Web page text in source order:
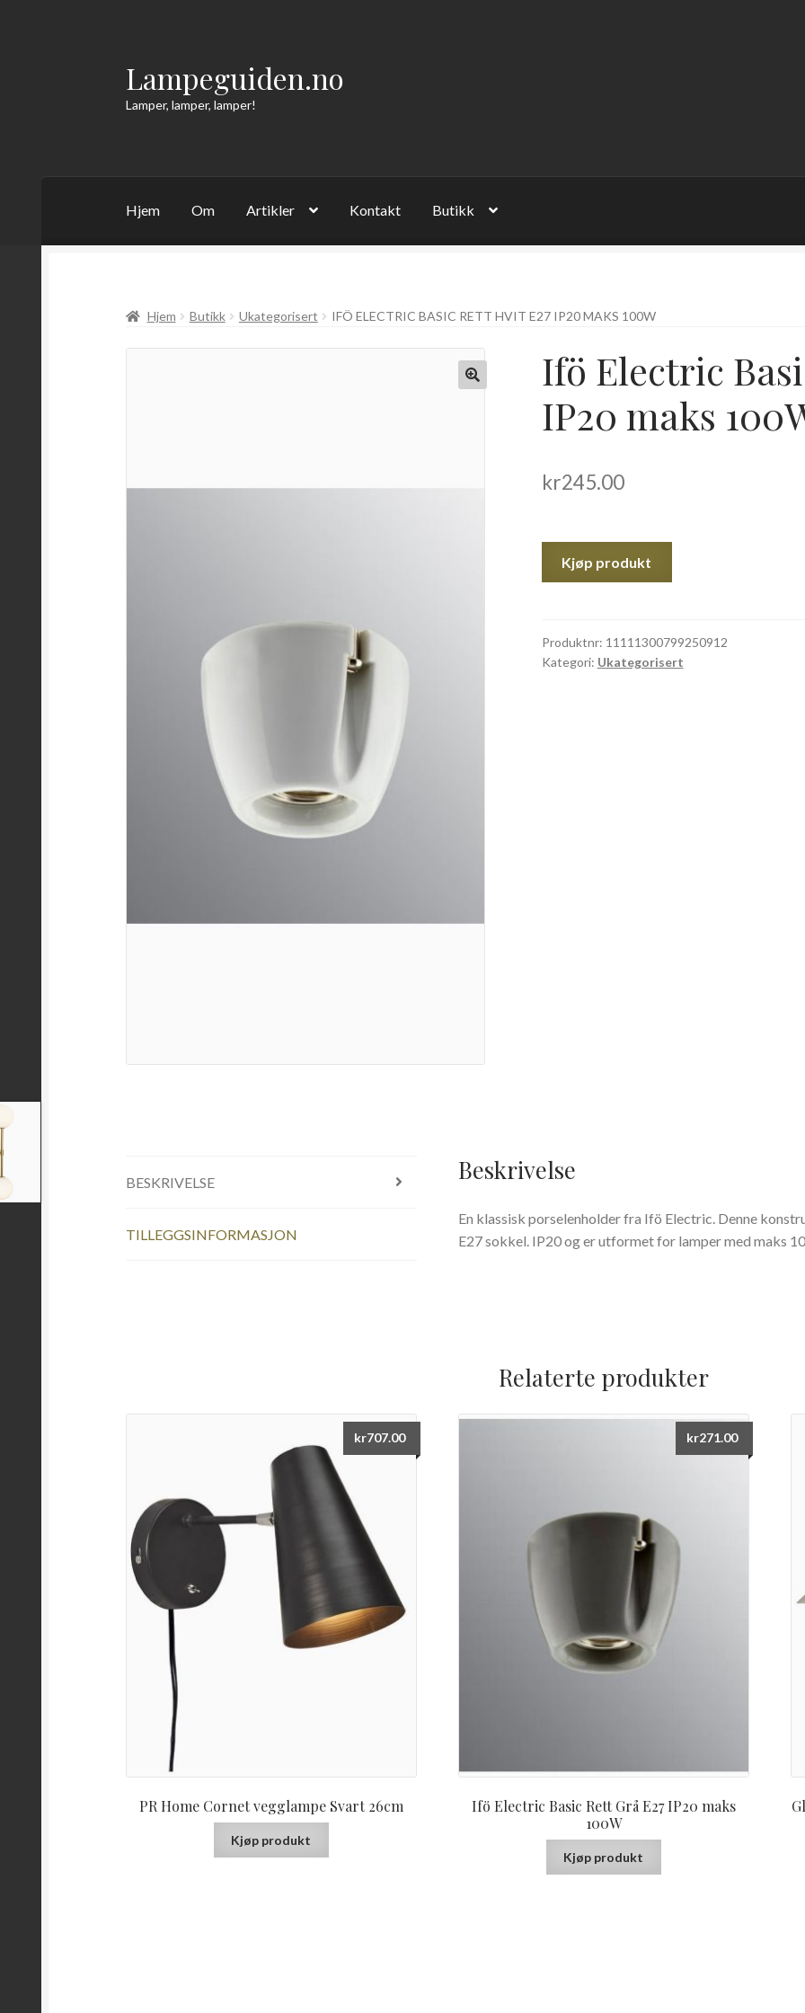
Hopp
til
navigasjon
Hopp
til
innhold
Lampeguiden.no
Lamper, lamper, lamper!
Hjem Om Artikler Kontakt Butikk
Hjem Butikk Ukategorisert IFÖ ELECTRIC BASIC RETT HVIT E27 IP20 MAKS 100W
Ifö Electric
IP20 maks
kr245.00
Kjøp produkt
Produktnr: 11111300799250912
Kategori: Ukategorisert
BESKRIVELSE
TILLEGGSINFORMASJON
Beskrivelse
En klassisk porselenholder fra Ifö Electric. Denne
E27 sokkel. IP20 og er utformet for lamper med maks
Relaterte produkter
PR Home Cornet vegglampe Svart 26cm
kr707.00
Kjøp produkt
Ifö Electric Basic Rett Grå E27 IP20 maks
100W
kr271.00
Kjøp produkt